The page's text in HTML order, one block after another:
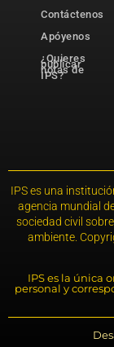
Contáctenos
Apóyenos
¿Quieres
publicar
notas de
IPS?
IPS es una
agencia mundial
sociedad civil
ambiente.
IPS es la única
personal y